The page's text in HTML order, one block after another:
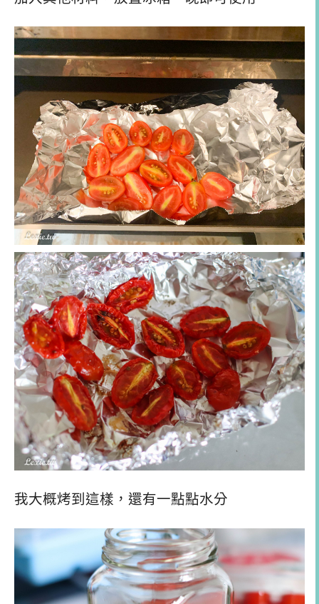
我大概烤到這樣，還有一點點水分